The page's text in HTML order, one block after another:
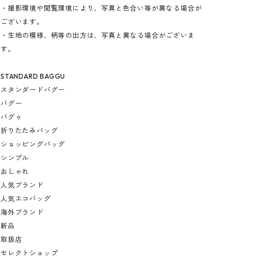
・撮影環境や閲覧環境により、写真と色合い等が異なる場合が
ございます。
・生地の模様、柄等の出方は、写真と異なる場合がございま
す。
STANDARD BAGGU
スタンダードバグー
バグー
バグゥ
折りたたみバッグ
ショッピングバッグ
シンプル
おしゃれ
人気ブランド
人気エコバッグ
海外ブランド
新品
取扱店
セレクトショップ